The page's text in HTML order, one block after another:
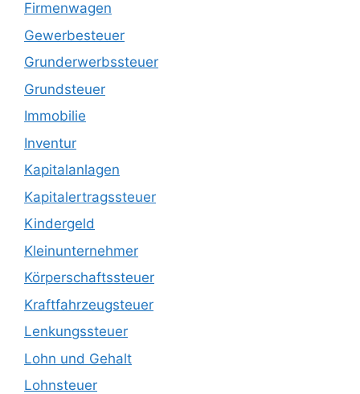
Firmenwagen
Gewerbesteuer
Grunderwerbssteuer
Grundsteuer
Immobilie
Inventur
Kapitalanlagen
Kapitalertragssteuer
Kindergeld
Kleinunternehmer
Körperschaftssteuer
Kraftfahrzeugsteuer
Lenkungssteuer
Lohn und Gehalt
Lohnsteuer